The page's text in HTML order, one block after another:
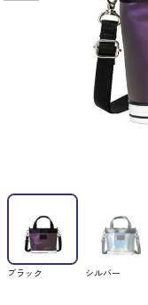
ブラック シルバー